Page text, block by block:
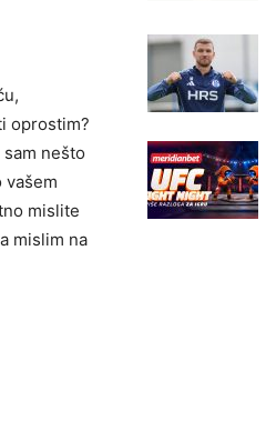
oprostim?
nešto
vašem
mislite
mislim na